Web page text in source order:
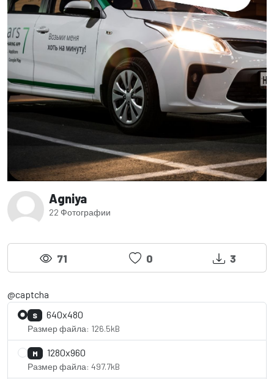
Agniya
22 Фотографии
71 0 3
@captcha
S 640x480
Размер файла: 126.5kB
M 1280x960
Размер файла: 497.7kB